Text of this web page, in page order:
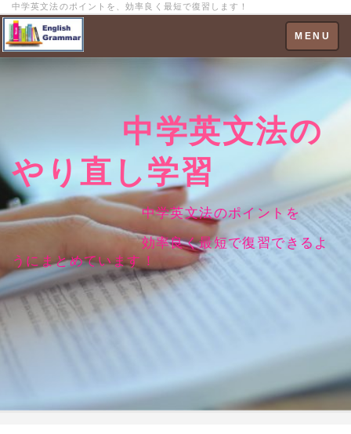
中学英文法のポイントを、効率良く最短で復習します！
Toggle
navigation
MENU
中学英文法の
やり直し学習
中学英文法のポイントを
効率良く最短で復習できるよ
うにまとめています！